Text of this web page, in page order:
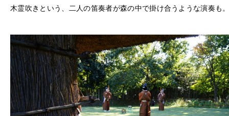
木霊吹きという、二人の笛奏者が森の中で掛け合うような演奏も